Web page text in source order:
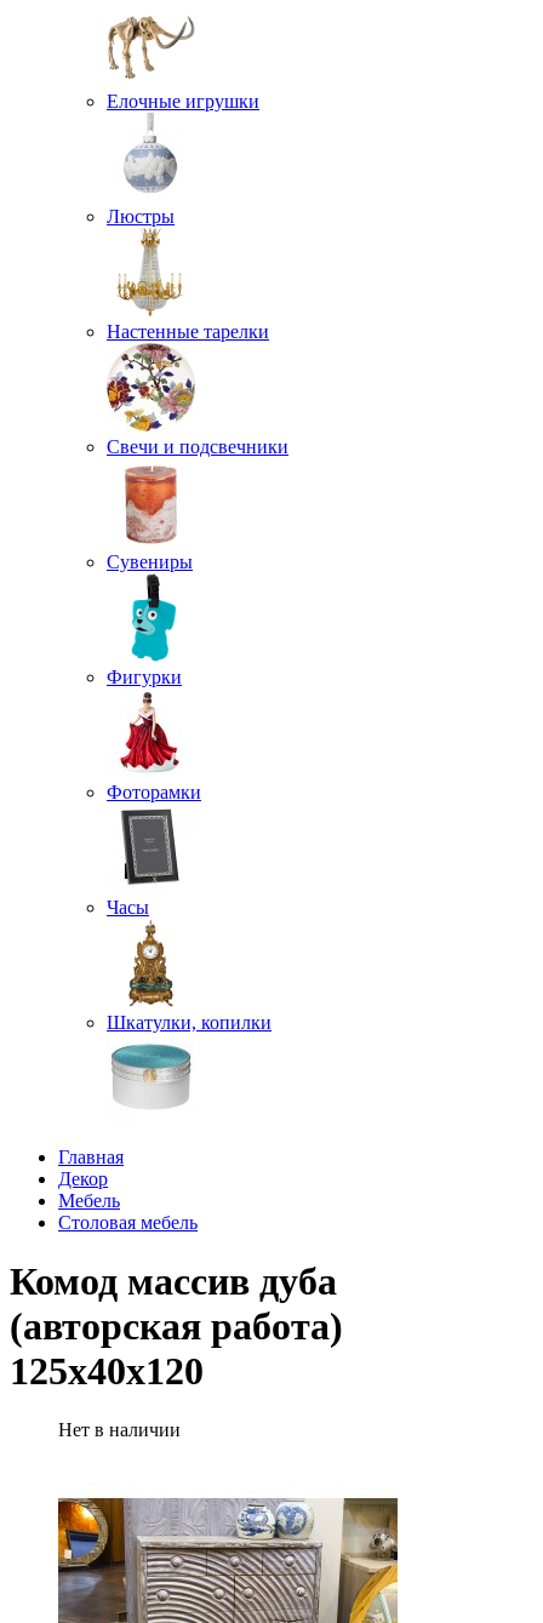
Елочные игрушки
Люстры
Настенные тарелки
Свечи и подсвечники
Сувениры
Фигурки
Фоторамки
Часы
Шкатулки, копилки
Главная
Декор
Мебель
Столовая мебель
Комод массив дуба
(авторская работа)
125х40х120
Нет в наличии